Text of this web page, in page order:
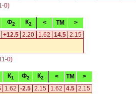
0)
Ф2 К2 < TM
>
+12.5 2.20 1.62 14.5 2.15
0)
К1 Ф2 К2 < TM
>
1.62 -2.5 2.15 1.62 4.5 2.15